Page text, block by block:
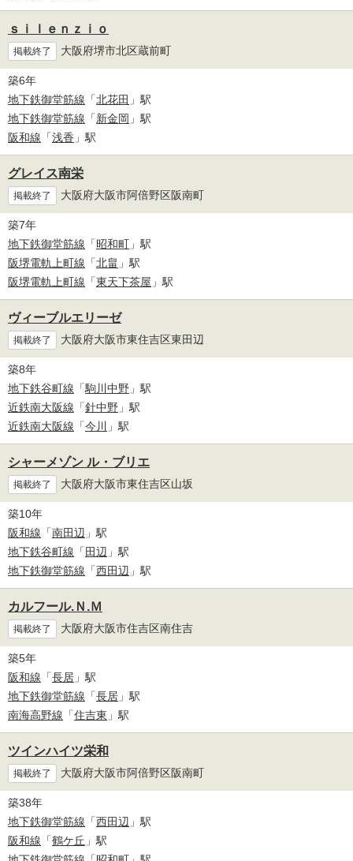
ｓｉｌｅｎｚｉｏ
掲載終了 大阪府堺市北区蔵前町
築6年
地下鉄御堂筋線 「北花田 」駅
地下鉄御堂筋線 「新金岡 」駅
阪和線 「浅香 」駅
グレイス南栄
掲載終了 大阪府大阪市阿倍野区阪南町
築7年
地下鉄御堂筋線 「昭和町 」駅
阪堺電軌上町線 「北畠 」駅
阪堺電軌上町線 「東天下茶屋 」駅
ヴィーブルエリーゼ
掲載終了 大阪府大阪市東住吉区東田辺
築8年
地下鉄谷町線 「駒川中野 」駅
近鉄南大阪線 「針中野 」駅
近鉄南大阪線 「今川 」駅
シャーメゾン ル・ブリエ
掲載終了 大阪府大阪市東住吉区山坂
築10年
阪和線 「南田辺 」駅
地下鉄谷町線 「 田辺 」駅
地下鉄御堂筋線 「西田辺 」駅
カルフール.Ｎ.Ｍ
掲載終了 大阪府大阪市住吉区南住吉
築5年
阪和線 「長居 」駅
地下鉄御堂筋線 「長居 」駅
南海高野線 「住吉東 」駅
ツインハイツ栄和
掲載終了 大阪府大阪市阿倍野区阪南町
築38年
地下鉄御堂筋線 「西田辺 」駅
阪和線 「鶴ケ丘 」駅